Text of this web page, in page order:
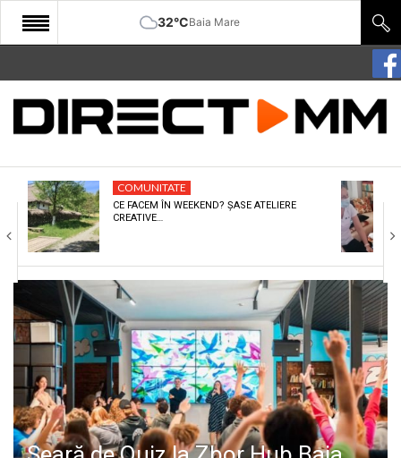
32°CBaia Mare
START
COMUNITATE
CULTURA
ECONOMIE
SANATATE
SPORT
SPECIAL
POLITIC
LIFE
COMUNITATE
CE FACEM ÎN WEEKEND? ȘASE ATELIERE
CREATIVE…